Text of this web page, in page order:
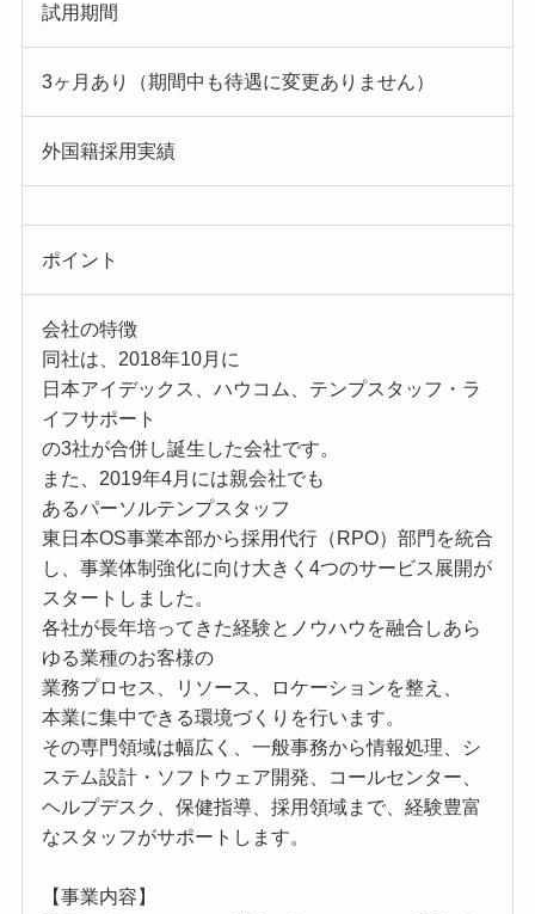
試用期間
3ヶ月あり（期間中も待遇に変更ありません）
外国籍採用実績
ポイント
会社の特徴
同社は、2018年10月に
日本アイデックス、ハウコム、テンプスタッフ・ラ
イフサポート
の3社が合併し誕生した会社です。
また、2019年4月には親会社でも
あるパーソルテンプスタッフ
東日本OS事業本部から採用代行（RPO）部門を統合
し、事業体制強化に向け大きく4つのサービス展開が
スタートしました。
各社が長年培ってきた経験とノウハウを融合しあら
ゆる業種のお客様の
業務プロセス、リソース、ロケーションを整え、
本業に集中できる環境づくりを行います。
その専門領域は幅広く、一般事務から情報処理、シ
ステム設計・ソフトウェア開発、コールセンター、
ヘルプデスク、保健指導、採用領域まで、経験豊富
なスタッフがサポートします。
【事業内容】